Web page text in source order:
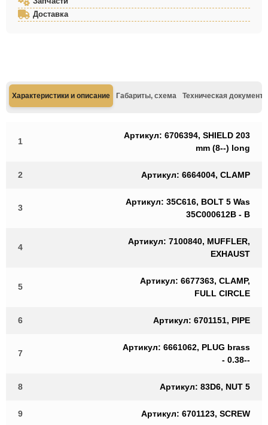
Доставка
Характеристики и описание Габариты, схема Техническая
1
Артикул: 6706394, SHIELD 203
mm (8--) long
2 Артикул: 6664004, CLAMP
3
Артикул: 35C616, BOLT 5 Was
35C000612B - B
4
Артикул: 7100840, MUFFLER,
EXHAUST
5
Артикул: 6677363, CLAMP,
FULL CIRCLE
6 Артикул: 6701151, PIPE
7
Артикул: 6661062, PLUG brass
- 0.38--
8 Артикул: 83D6, NUT 5
9 Артикул: 6701123, SCREW